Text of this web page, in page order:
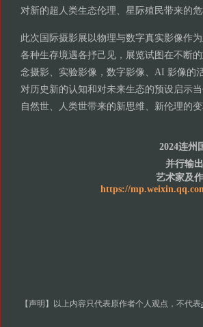
对新的超人类生态伦理、星际殖民带来的
此次国际摄影展以物理与数字真实影像作
各种生存境遇各抒己见，展览试图在不断
念摄影、实验影像，数字影像、AI 影像的
对历史新的认知和对未来生态的预设启示
自然世、人类世带来的新思维、新伦理的变
2024连州
并行输
艺术家及
https://
【声明】以上内容只代表原作者个人观点，不代表